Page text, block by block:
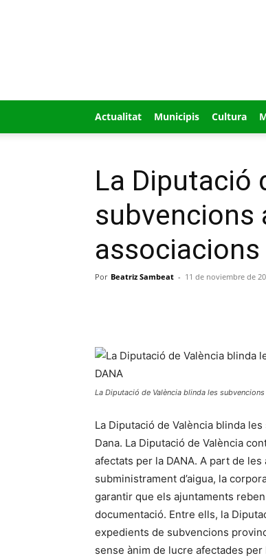
Actualitat Municipis Cultura
La Diputació
subvencions
Por Beatriz Sambeat - 11 de noviembre de
La Diputació de València blinda les
La Diputació de València blinda
Dana. La Diputació de València
afectats per la DANA. A part de
subministrament d’aigua, la
garantir que els ajuntaments
documentació. Entre ells, la
expedients de subvencions
sense ànim de lucre afectades per